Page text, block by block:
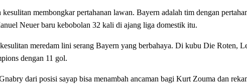
membongkar pertahanan lawan. Bayern adalah tim dengan
Neuer baru kebobolan 32 kali di ajang liga domestik itu.
meredam lini serang Bayern yang berbahaya. Di kubu Die Roten,
dengan 11 gol.
dari posisi sayap bisa menambah ancaman bagi Kurt Zouma dan